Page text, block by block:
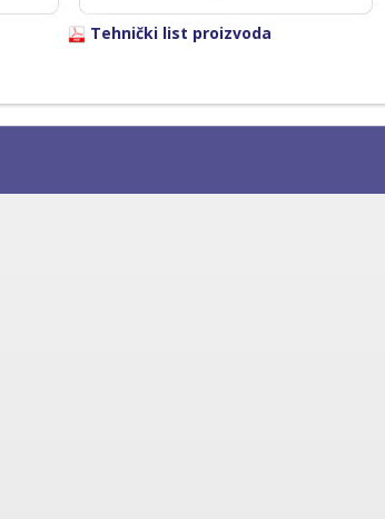
Tehnički list proizvoda